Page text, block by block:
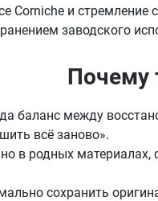
Corniche и
заводского
Почему
баланс между
всё заново».
в родных
сохранить